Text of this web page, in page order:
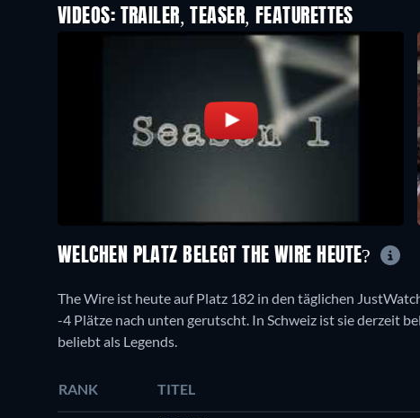
VIDEOS: TRAILER, TEASER, FEATURETTES
WELCHEN PLATZ BELEGT THE WIRE HEUTE?
The Wire ist heute auf Platz 182 in den täglichen
-4 Plätze nach unten gerutscht. In Schweiz ist sie derzeit
beliebt als Legends.
RANK TITEL